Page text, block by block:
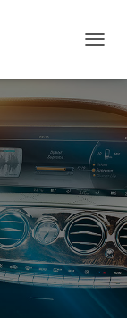
Е
Л
Ю
Ч
И
Т
Ь
Н
А
В
И